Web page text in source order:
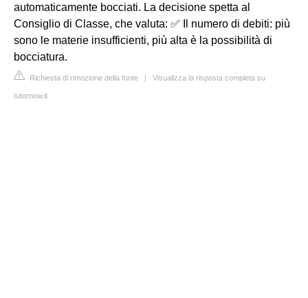
automaticamente bocciati. La decisione spetta al
Consiglio di Classe, che valuta: ✅ Il numero di debiti: più
sono le materie insufficienti, più alta è la possibilità di
bocciatura.
Richiesta di rimozione della fonte | Visualizza la risposta completa su
tutornow.it